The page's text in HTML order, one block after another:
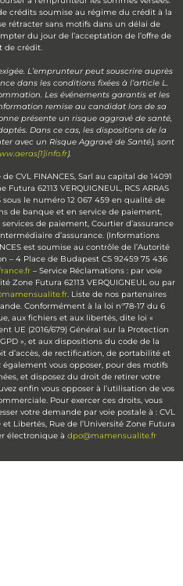
crédits soumise au régime du crédit à la
rétracter sans motifs dans un délai de
du jour de l’acceptation de l’offre de
de crédit.
L’emprunteur peut souscrire auprès
dans les conditions fixées à l’article L.
Les événements garantis et les
remise au candidat lors de sa
présente un risque aggravé de santé,
Dans ce cas, les dispositions de la
avec un Risque Aggravé de Santé), sont
).
CVL FINANCES, Sarl au capital de 14091
62113 VERQUIGNEUL, RCS ARRAS
sous le numéro 12 067 459 en qualité de
de banque et en service de paiement,
de paiement, Courtier d’assurance
d’assurance. (Informations
est soumise au contrôle de l’Autorité
– 4 Place de Budapest CS 92459 75 436
– Service Réclamations : par voie
Zone Futura 62113 VERQUIGNEUL ou par
. Liste de nos partenaires
Conformément à la loi n°78-17 du 6
aux fichiers et aux libertés, dite loi «
UE (2016/679) Général sur la Protection
», et aux dispositions du code de la
d’accès, de rectification, de portabilité et
également vous opposer, pour des motifs
et disposez du droit de retirer votre
enfin vous opposer à l’utilisation de vos
Pour exercer ces droits, vous
votre demande par voie postale à : CVL
Libertés, Rue de l’Université Zone Futura
électronique à dpo@mamensualite.fr